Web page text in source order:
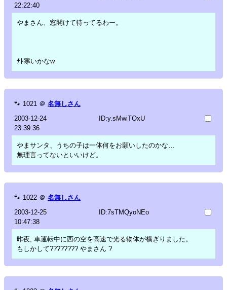
22:22:40
やまさん、窓開けて待ってるわー。
ﾁﾄ寒いかなw
🐾 1021 ＠ 名無しさん
2003-12-24
23:39:36
ID:y.sMwiTOxU
やまサンタ、うちの子は一体何をお願いしたのかな…
無理言ってないといいけど。
🐾 1022 ＠ 名無しさん
2003-12-25
10:47:38
ID:7sTMQyoNEo
昨夜, 車運転中に西の空を高速で光る物体が横ぎりました。
もしかして???????? やまさん ?